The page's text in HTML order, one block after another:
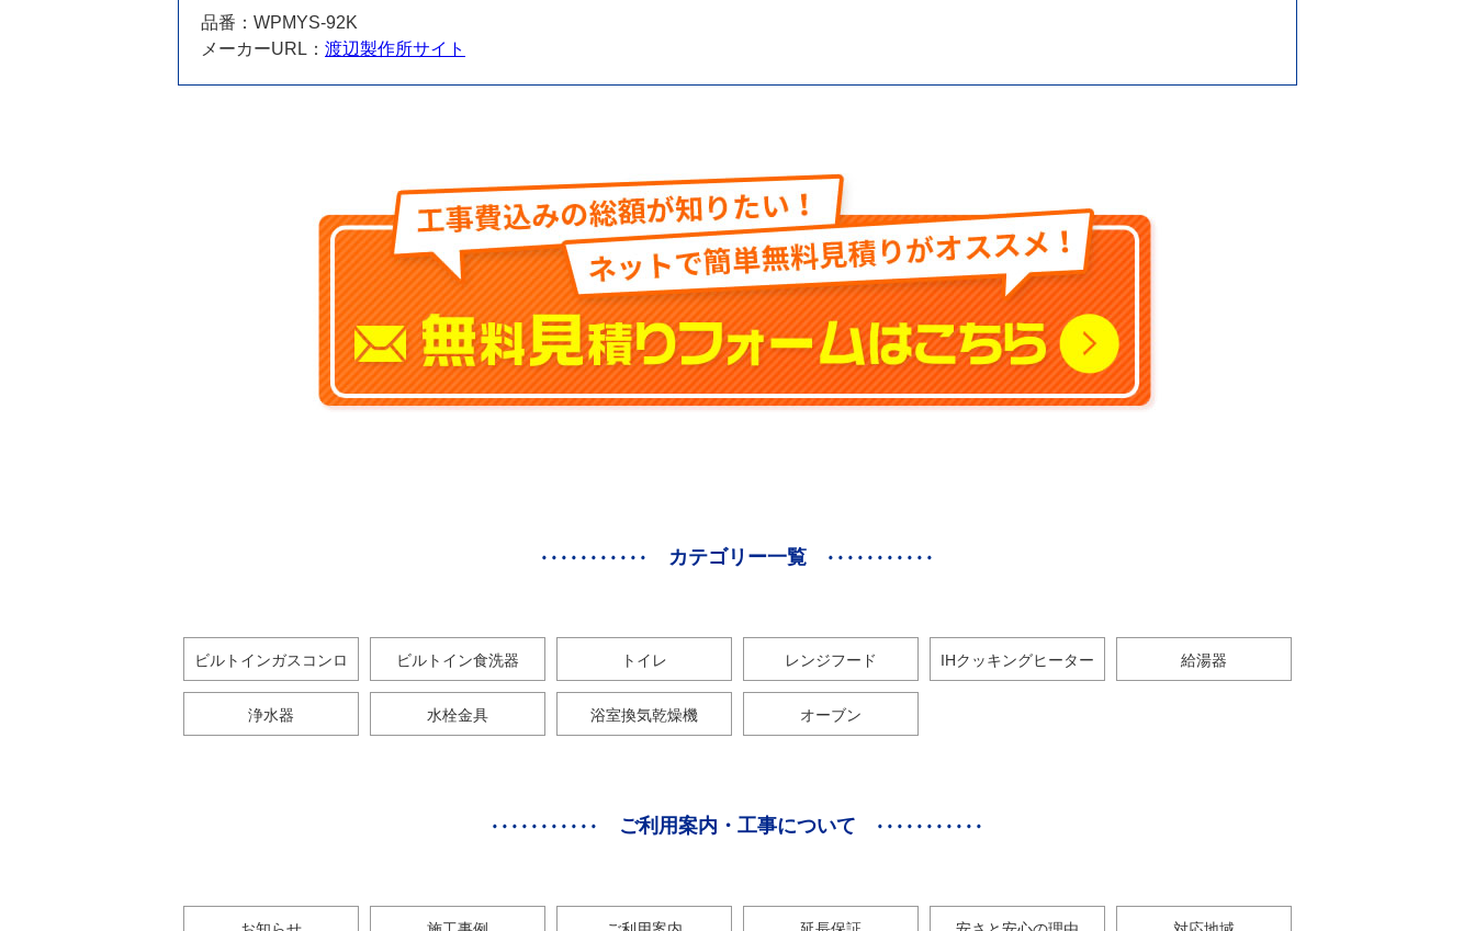
品番：WPMYS-92K
メーカーURL： 渡辺製作所サイト
カテゴリー一覧
ビルトインガスコンロ ビルトイン食洗器 トイレ レンジフード IHクッキングヒーター 給湯器
浄水器 水栓金具 浴室換気乾燥機 オーブン
ご利用案内・工事について